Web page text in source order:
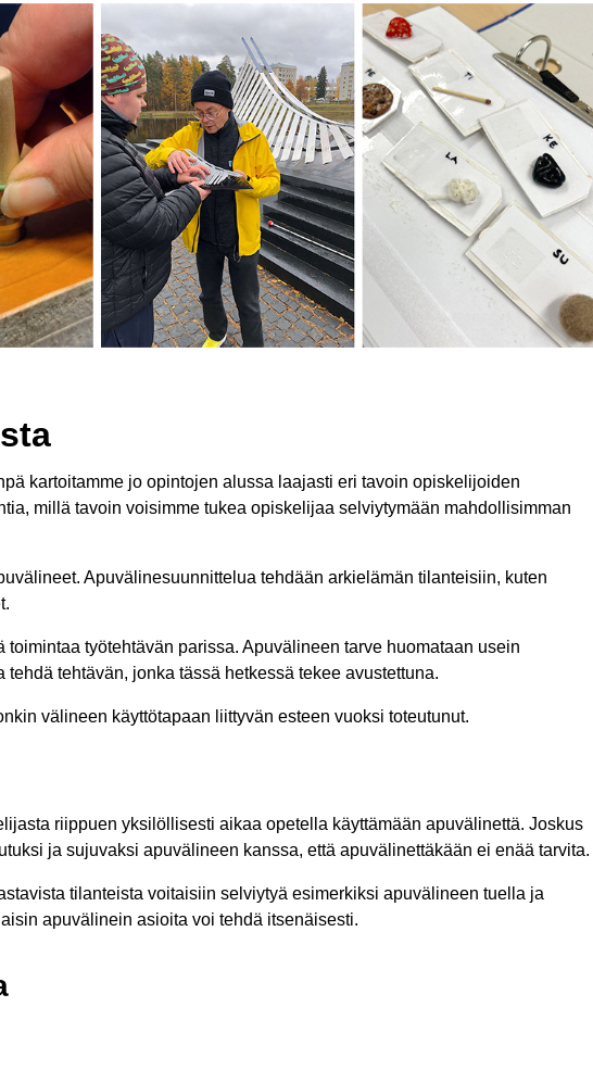
kartoitamme jo opintojen alussa laajasti eri tavoin opiskelijoiden
millä tavoin voisimme tukea opiskelijaa selviytymään mahdollisimman
Apuvälinesuunnittelua tehdään arkielämän tilanteisiin, kuten
työtehtävän parissa. Apuvälineen tarve huomataan usein
tehtävän, jonka tässä hetkessä tekee avustettuna.
välineen käyttötapaan liittyvän esteen vuoksi toteutunut.
riippuen yksilöllisesti aikaa opetella käyttämään apuvälinettä. Joskus
ja sujuvaksi apuvälineen kanssa, että apuvälinettäkään ei enää tarvita.
tilanteista voitaisiin selviytyä esimerkiksi apuvälineen tuella ja
apuvälinein asioita voi tehdä itsenäisesti.